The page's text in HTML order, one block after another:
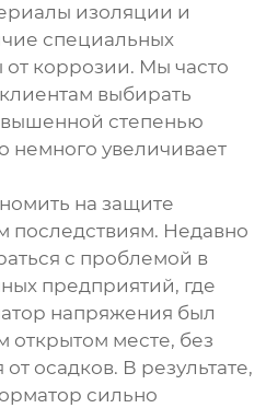
изоляции и
специальных
коррозии. Мы часто
выбирать
степенью
немного увеличивает
на защите
последствиям. Недавно
с проблемой в
предприятий, где
напряжения был
открытом месте, без
осадков. В результате,
сильно